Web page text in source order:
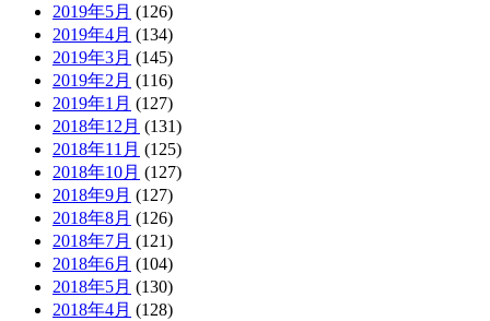
2019年5月 (126)
2019年4月 (134)
2019年3月 (145)
2019年2月 (116)
2019年1月 (127)
2018年12月 (131)
2018年11月 (125)
2018年10月 (127)
2018年9月 (127)
2018年8月 (126)
2018年7月 (121)
2018年6月 (104)
2018年5月 (130)
2018年4月 (128)